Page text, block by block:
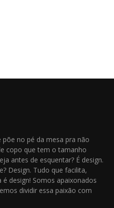
põe no pé da mesa pra não
copo que tem o tamanho
antes de esquentar? É design.
Design. Tudo que facilita,
design! Somos apaixonados
dividir essa paixão com